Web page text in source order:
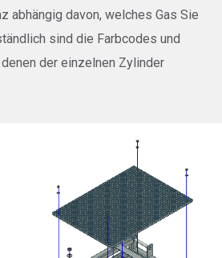
abhängig davon, welches Gas Sie
sind die Farbcodes und
der einzelnen Zylinder